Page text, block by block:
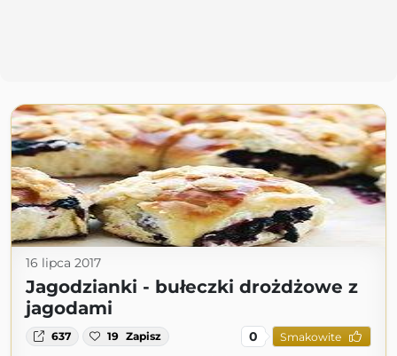
16 lipca 2017
Jagodzianki - bułeczki drożdżowe z
jagodami
637 19 Zapisz 0 Smakowite